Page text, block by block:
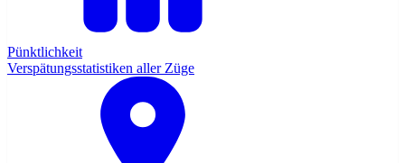
Pünktlichkeit
Verspätungsstatistiken aller Züge